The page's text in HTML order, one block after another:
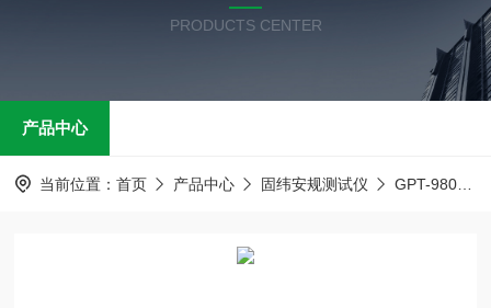
产品中心
在线留言
PRODUCTS CENTER
产品中心
当前位置： 首页 产品中心 固纬安规测试仪 GPT-9800系列 安规测试仪